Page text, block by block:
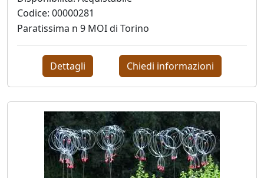
Basile
Giuliana
Bellini
Franco
Beraldo
Augusto
Bianchet
Codice: 00000281
Paratissima n 9 MOI di Torino
Dettagli Chiedi informazioni